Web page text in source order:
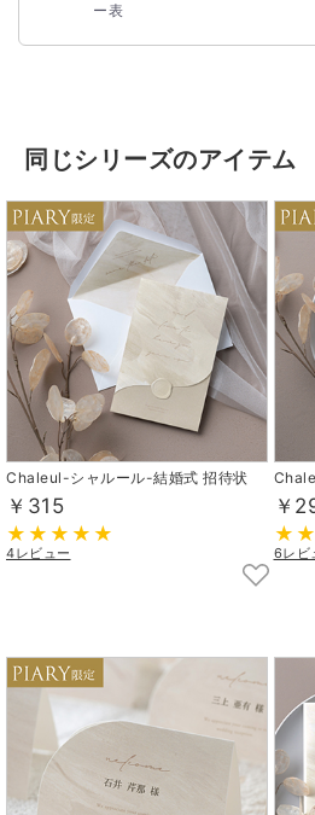
ー表
同じシリーズのアイテム
Chaleul-シャルール-結婚式 招待状
￥315
4レビュー
￥
6レビ